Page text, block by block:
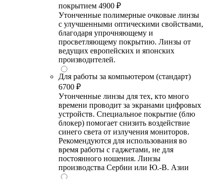
покрытием 4900 ₽
Утонченные полимерные очковые линзы
с улучшенными оптическими свойствами,
благодаря упрочняющему и
просветляющему покрытию. Линзы от
ведущих европейских и японских
производителей.
Для работы за компьютером (стандарт)
6700 ₽
Утонченные линзы для тех, кто много
времени проводит за экранами цифровых
устройств. Специальное покрытие (блю
блокер) помогает снизить воздействие
синего света от излучения мониторов.
Рекомендуются для использования во
время работы с гаджетами, не для
постоянного ношения. Линзы
производства Сербии или Ю.-В. Азии